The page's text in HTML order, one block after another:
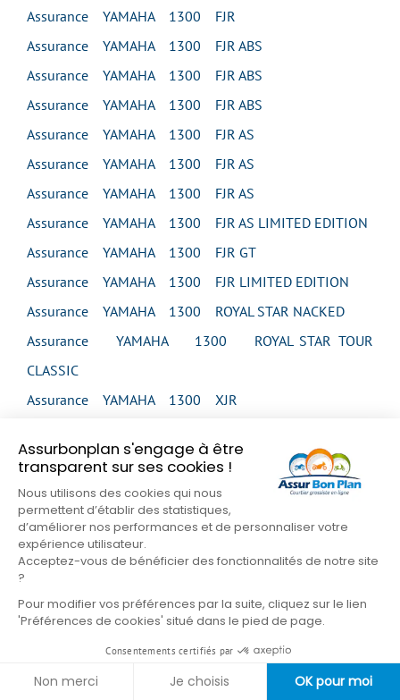
Assurbonplan s'engage à être
transparent sur ses cookies !
Nous utilisons des cookies qui nous
permettent d’établir des statistiques,
d’améliorer nos performances et de personnaliser votre
expérience utilisateur.
Acceptez-vous de bénéficier des fonctionnalités de notre site
?
Pour modifier vos préférences par la suite, cliquez sur le lien
'Préférences de cookies' situé dans le pied de page.
Consentements certifiés par
Non merci Je choisis OK pour moi
Assurance YAMAHA 1300 FJR
Assurance YAMAHA 1300 FJR ABS
Assurance YAMAHA 1300 FJR ABS
Assurance YAMAHA 1300 FJR ABS
Assurance YAMAHA 1300 FJR AS
Assurance YAMAHA 1300 FJR AS
Assurance YAMAHA 1300 FJR AS
Assurance YAMAHA 1300 FJR AS LIMITED EDITION
Assurance YAMAHA 1300 FJR GT
Assurance YAMAHA 1300 FJR LIMITED EDITION
Assurance YAMAHA 1300 ROYAL STAR NACKED
Assurance YAMAHA 1300 ROYAL STAR TOUR
CLASSIC
Assurance YAMAHA 1300 XJR
Assurance YAMAHA 1300 XJR
Assurance YAMAHA 1300 XJR
Assurance YAMAHA 1300 XJR SP
Assurance YAMAHA 1300 XVS MIDNIGHT STAR
Assurance YAMAHA 1300 XVS TOUR CLASSIC
Assurance YAMAHA 1300 XVZ ROYAL STAR